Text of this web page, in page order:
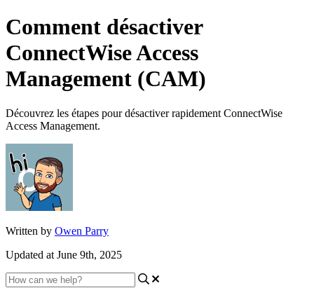
Comment désactiver
ConnectWise Access
Management (CAM)
Découvrez les étapes pour désactiver rapidement ConnectWise
Access Management.
Written by Owen Parry
Updated at June 9th, 2025